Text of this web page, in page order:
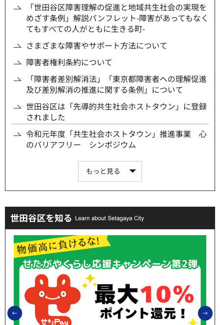
「世田谷区障害理解の促進と地域共生社会の実現を
めざす条例」解説パンフレット‐障害があってもなく
てもすべての人がともに生きる町‐
さまざまな障害やサポート方法について
障害者権利条約について
「障害者差別解消法」「東京都障害者への理解促進
及び差別解消の推進に関する条例」について
世田谷区は「先導的共生社会ホストタウン」に登録
されました
令和元年度「共生社会ホストタウン」推進事業 心
のバリアフリー シンポジウム
もっと見る
世田谷区を知る
前のスライドを表示